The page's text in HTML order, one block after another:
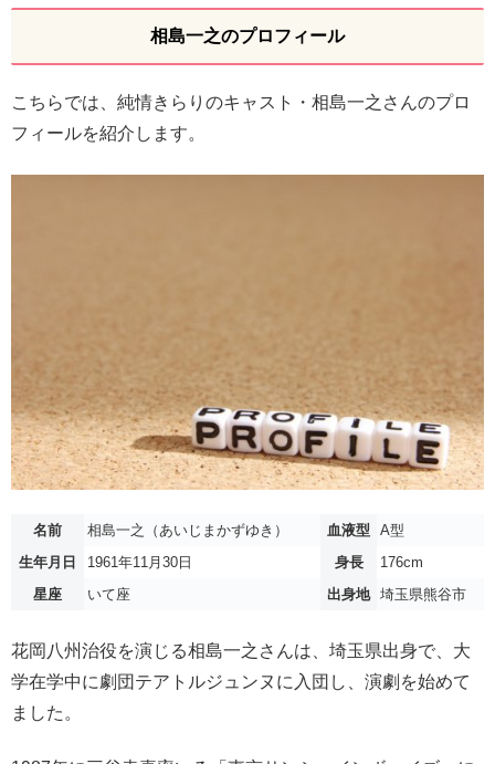
相島一之のプロフィール
こちらでは、純情きらりのキャスト・相島一之さんのプロ
フィールを紹介します。
名前 相島一之（あいじまかずゆき） 血液型
A型
生年月日
1961年11月30日 身長
176cm
星座
いて座 出身地 埼玉県熊谷市
花岡八州治役を演じる相島一之さんは、埼玉県出身で、大
学在学中に劇団テアトルジュンヌに入団し、演劇を始めて
ました。